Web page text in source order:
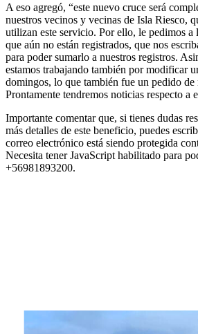
A eso agregó, “este nuevo cruce será
nuestros vecinos y vecinas de Isla Riesco,
utilizan este servicio. Por ello, le pedimos a
que aún no están registrados, que nos
para poder sumarlo a nuestros registros.
estamos trabajando también por modificar
domingos, lo que también fue un pedido de
Prontamente tendremos noticias respecto a
Importante comentar que, si tienes dudas
más detalles de este beneficio, puedes
correo electrónico está siendo protegida
Necesita tener JavaScript habilitado para
+56981893200.